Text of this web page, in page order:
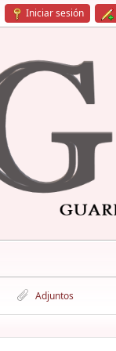
Iniciar sesión
Adjuntos